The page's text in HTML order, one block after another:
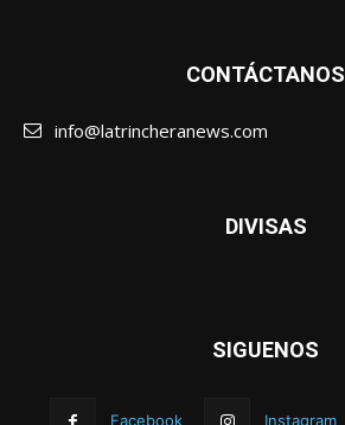
CONTÁCTANOS
info@latrincheranews.com
DIVISAS
SIGUENOS
Facebook Instagram